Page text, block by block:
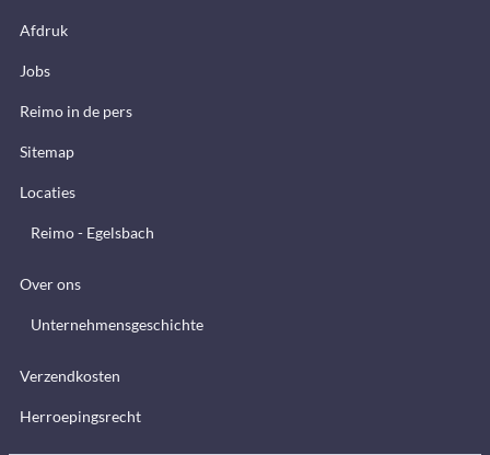
Afdruk
Jobs
Reimo in de pers
Sitemap
Locaties
Reimo - Egelsbach
Over ons
Unternehmensgeschichte
Verzendkosten
Herroepingsrecht